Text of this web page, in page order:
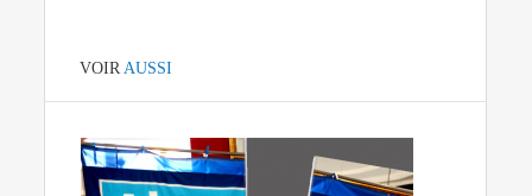
VOIR AUSSI